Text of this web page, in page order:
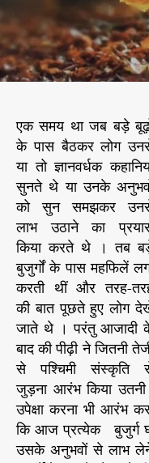
एक समय था जब बड़े
के पास बैठकर लोग
या तो ज्ञानवर्धक
सुनते थे या उनके
को सुन समझकर
लाभ उठाने का
किया करते थे । तब
बुजुर्गों के पास महफिलें
करती थीं और तरह-
की बात पूछते हुए लोग
जाते थे । परंतु आजादी
बाद की पीढ़ी ने जितनी
से पश्चिमी संस्कृति
जुड़ना आरंभ किया
उपेक्षा करना भी आरंभ
कि आज प्रत्येक बुजुर्ग
उसके अनुभवों से लाभ